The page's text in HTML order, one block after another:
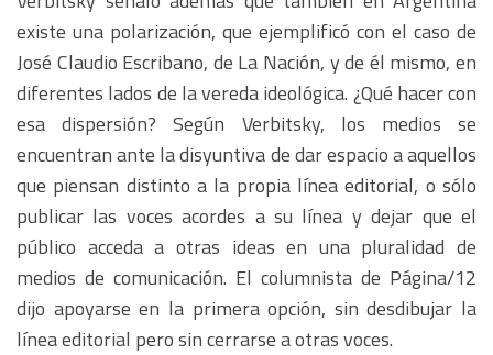
existe una polarización, que ejemplificó con el caso de
José Claudio Escribano, de La Nación, y de él mismo, en
diferentes lados de la vereda ideológica. ¿Qué hacer con
esa dispersión? Según Verbitsky, los medios se
encuentran ante la disyuntiva de dar espacio a aquellos
que piensan distinto a la propia línea editorial, o sólo
publicar las voces acordes a su línea y dejar que el
público acceda a otras ideas en una pluralidad de
medios de comunicación. El columnista de Página/12
dijo apoyarse en la primera opción, sin desdibujar la
línea editorial pero sin cerrarse a otras voces.